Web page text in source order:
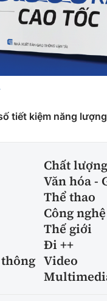
tiết kiệm năng
Chất
Văn hóa -
Thể thao
Công nghệ
Thế giới
Đi ++
Video